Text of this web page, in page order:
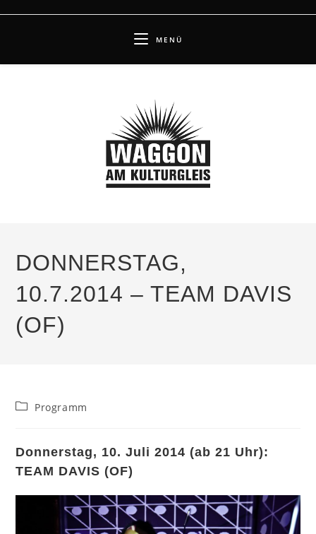
MENÜ
DONNERSTAG,
10.7.2014 – TEAM DAVIS
(OF)
Beitrags-
Programm
Donnerstag, 10. Juli 2014 (ab 21 Uhr):
TEAM DAVIS (OF)